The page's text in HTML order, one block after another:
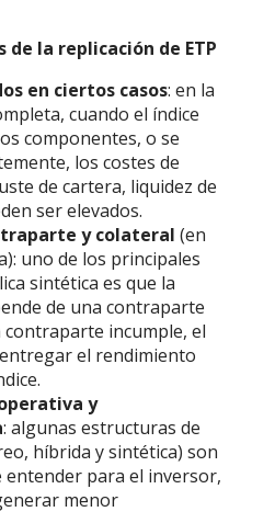
la replicación de ETP
en ciertos casos: en la
cuando el índice
componentes, o se
los costes de
de cartera, liquidez de
ser elevados.
y colateral (en
uno de los principales
sintética es que la
de una contraparte
contraparte incumple, el
el rendimiento
y
: algunas estructuras de
híbrida y sintética) son
entender para el inversor,
menor